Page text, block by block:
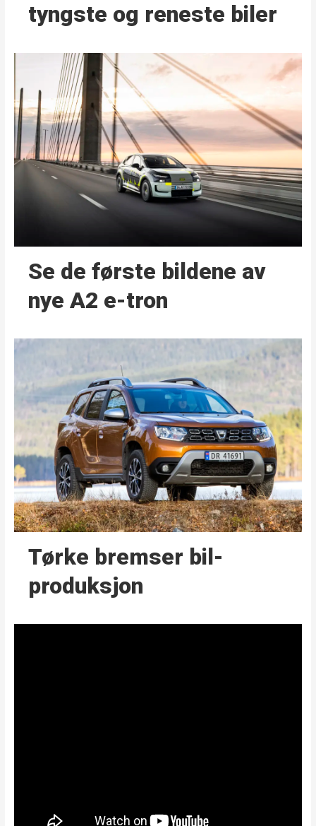
tyngste og reneste biler
Se de første bildene av
nye A2 e-tron
Tørke bremser bil­
produksjon